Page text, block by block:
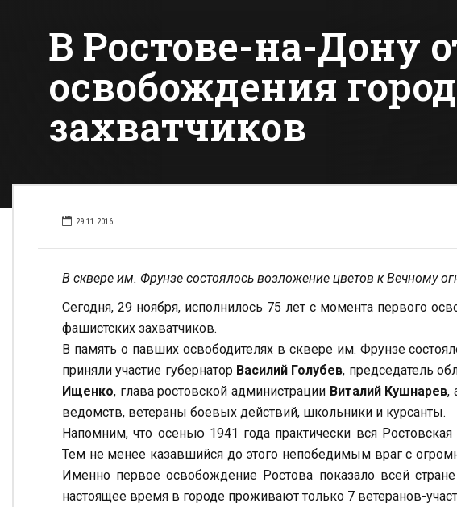
В Ростове-на-Дону
освобождения
захватчиков
29.11.2016
В сквере им. Фрунзе состоялось возложение цветов к Вечному
Сегодня, 29 ноября, исполнилось 75 лет с момента первого
фашистских захватчиков.
В память о павших освободителях в сквере им. Фрунзе
приняли участие губернатор Василий Голубев, председатель
Ищенко, глава ростовской администрации Виталий Кушнарев,
ведомств, ветераны боевых действий, школьники и курсанты.
Напомним, что осенью 1941 года практически вся
Тем не менее казавшийся до этого непобедимым враг с
Именно первое освобождение Ростова показало всей
настоящее время в городе проживают только 7 ветеранов-